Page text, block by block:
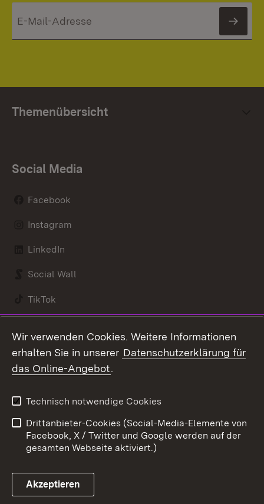
Themenübersicht
Social Media
Facebook
Instagram
LinkedIn
Social Wall
TikTok
Link zum Landesportal
Kontakt
Barrierefreiheit
Impressum
Cookies
Wir verwenden Cookies. Weitere Informationen
erhalten Sie in unserer Datenschutzerklärung für
das Online-Angebot.
Technisch notwendige Cookies
Drittanbieter-Cookies (Social-Media-Elemente von
Facebook, X / Twitter und Google werden auf der
gesamten Webseite aktiviert.)
Akzeptieren